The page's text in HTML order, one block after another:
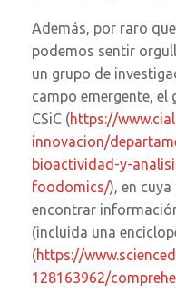
Además, por raro
podemos sentir
un grupo de
campo emergente, el
CSiC (https://
innovacion/
bioactividad-y-
foodomics/), en
encontrar
(incluida una
(https://
128163962/